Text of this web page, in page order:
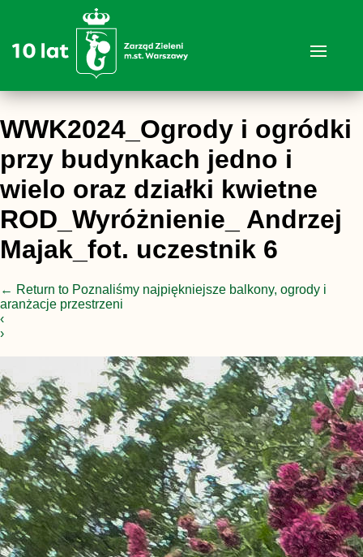
WWK2024_Ogrody i ogródki
przy budynkach jedno i
wielo oraz działki kwietne
ROD_Wyróżnienie_ Andrzej
Majak_fot. uczestnik 6
← Return to Poznaliśmy najpiękniejsze balkony, ogrody i
aranżacje przestrzeni
‹
›